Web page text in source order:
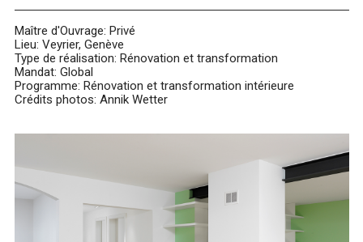
Maître d'Ouvrage: Privé
Lieu: Veyrier, Genève
Type de réalisation: Rénovation et transformation
Mandat: Global
Programme: Rénovation et transformation intérieure
Crédits photos: Annik Wetter